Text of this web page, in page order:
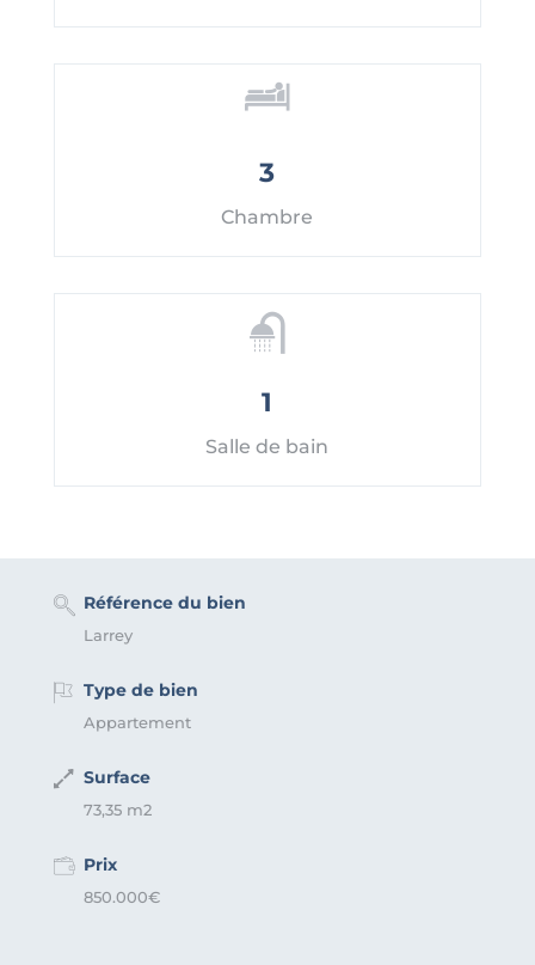
3
Chambre
1
Salle de bain
Référence du bien
Larrey
Type de bien
Appartement
Surface
73,35 m2
Prix
850.000€